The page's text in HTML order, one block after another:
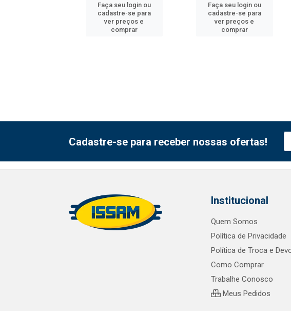
Faça seu login ou
cadastre-se para
ver preços e
comprar
Faça seu login ou
cadastre-se para
ver preços e
comprar
Cadastre-se para receber nossas ofertas!
Institucional
Quem Somos
Política de Privacidade
Política de Troca e
Como Comprar
Trabalhe Conosco
Meus Pedidos